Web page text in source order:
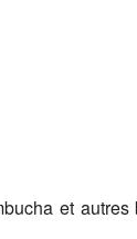
et